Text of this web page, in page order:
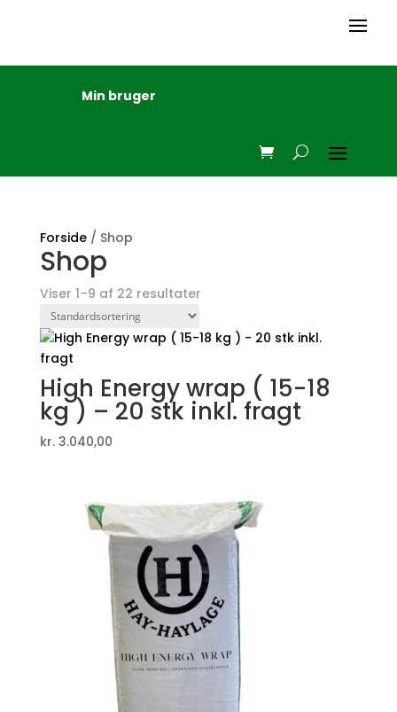
Min bruger
Forside/ Shop
Shop
Viser 1–9 af 22 resultater
High Energy wrap ( 15-18
kg ) – 20 stk inkl. fragt
kr.3.040,00